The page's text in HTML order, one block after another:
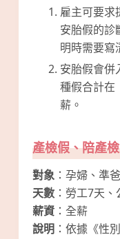
雇主可要求
安胎假的
明時需要寫
安胎假會
種假合計在
薪。
產檢假、陪產
對象：孕婦、準
天數：勞工7天
薪資：全薪
說明：依據《性